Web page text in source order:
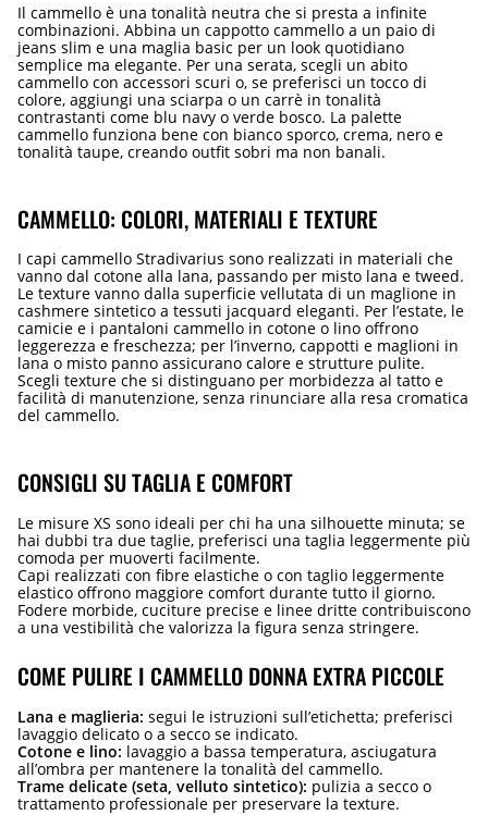
Il cammello è una tonalità neutra che si presta a infinite
combinazioni. Abbina un cappotto cammello a un paio di
jeans slim e una maglia basic per un look quotidiano
semplice ma elegante. Per una serata, scegli un abito
cammello con accessori scuri o, se preferisci un tocco di
colore, aggiungi una sciarpa o un carrè in tonalità
contrastanti come blu navy o verde bosco. La palette
cammello funziona bene con bianco sporco, crema, nero e
tonalità taupe, creando outfit sobri ma non banali.
CAMMELLO: COLORI, MATERIALI E TEXTURE
I capi cammello Stradivarius sono realizzati in materiali che
vanno dal cotone alla lana, passando per misto lana e tweed.
Le texture vanno dalla superficie vellutata di un maglione in
cashmere sintetico a tessuti jacquard eleganti. Per l’estate, le
camicie e i pantaloni cammello in cotone o lino offrono
leggerezza e freschezza; per l’inverno, cappotti e maglioni in
lana o misto panno assicurano calore e strutture pulite.
Scegli texture che si distinguano per morbidezza al tatto e
facilità di manutenzione, senza rinunciare alla resa cromatica
del cammello.
CONSIGLI SU TAGLIA E COMFORT
Le misure XS sono ideali per chi ha una silhouette minuta; se
hai dubbi tra due taglie, preferisci una taglia leggermente più
comoda per muoverti facilmente.
Capi realizzati con fibre elastiche o con taglio leggermente
elastico offrono maggiore comfort durante tutto il giorno.
Fodere morbide, cuciture precise e linee dritte contribuiscono
a una vestibilità che valorizza la figura senza stringere.
COME PULIRE I CAMMELLO DONNA EXTRA PICCOLE
Lana e maglieria: segui le istruzioni sull’etichetta; preferisci
lavaggio delicato o a secco se indicato.
Cotone e lino: lavaggio a bassa temperatura, asciugatura
all’ombra per mantenere la tonalità del cammello.
Trame delicate (seta, velluto sintetico): pulizia a secco o
trattamento professionale per preservare la texture.